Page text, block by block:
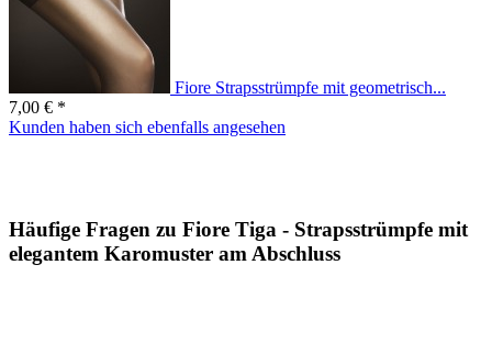
Fiore Strapsstrümpfe mit geometrisch...
7,00 € *
Kunden haben sich ebenfalls angesehen
Häufige Fragen zu Fiore Tiga - Strapsstrümpfe mit
elegantem Karomuster am Abschluss